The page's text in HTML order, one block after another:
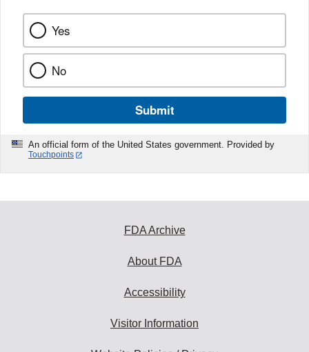
Yes
No
Submit
An official form of the United States government. Provided by
Touchpoints
FDA Archive
About FDA
Accessibility
Visitor Information